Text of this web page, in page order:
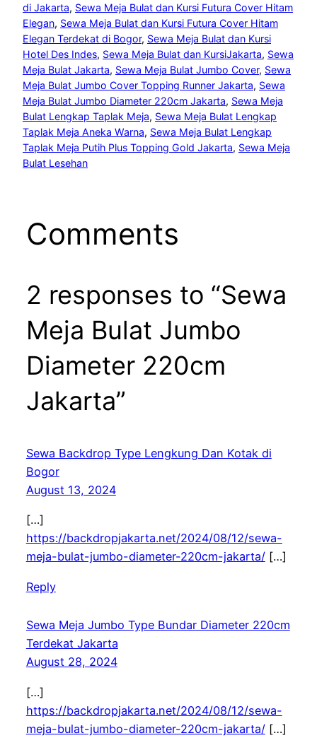
di Jakarta, Sewa Meja Bulat dan Kursi Futura Cover Hitam
Elegan, Sewa Meja Bulat dan Kursi Futura Cover Hitam
Elegan Terdekat di Bogor, Sewa Meja Bulat dan Kursi
Hotel Des Indes, Sewa Meja Bulat dan KursiJakarta, Sewa
Meja Bulat Jakarta, Sewa Meja Bulat Jumbo Cover, Sewa
Meja Bulat Jumbo Cover Topping Runner Jakarta, Sewa
Meja Bulat Jumbo Diameter 220cm Jakarta, Sewa Meja
Bulat Lengkap Taplak Meja, Sewa Meja Bulat Lengkap
Taplak Meja Aneka Warna, Sewa Meja Bulat Lengkap
Taplak Meja Putih Plus Topping Gold Jakarta, Sewa Meja
Bulat Lesehan
Comments
2 responses to “Sewa
Meja Bulat Jumbo
Diameter 220cm
Jakarta”
Sewa Backdrop Type Lengkung Dan Kotak di
Bogor
August 13, 2024
[…]
https://backdropjakarta.net/2024/08/12/sewa-
meja-bulat-jumbo-diameter-220cm-jakarta/[…]
Reply
Sewa Meja Jumbo Type Bundar Diameter 220cm
Terdekat Jakarta
August 28, 2024
[…]
https://backdropjakarta.net/2024/08/12/sewa-
meja-bulat-jumbo-diameter-220cm-jakarta/[…]